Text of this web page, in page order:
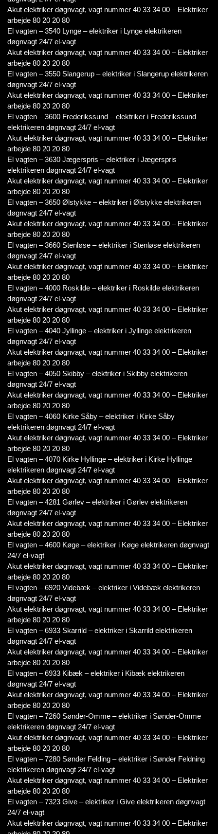
Akut elektriker døgnvagt, vagt nummer 40 33 34 00 – Elektriker
arbejde 80 20 20 80
El vagten – 3540 Lynge – elektriker i Lynge elektrikeren
døgnvagt 24/7 el-vagt
Akut elektriker døgnvagt, vagt nummer 40 33 34 00 – Elektriker
arbejde 80 20 20 80
El vagten – 3550 Slangerup – elektriker i Slangerup elektrikeren
døgnvagt 24/7 el-vagt
Akut elektriker døgnvagt, vagt nummer 40 33 34 00 – Elektriker
arbejde 80 20 20 80
El vagten – 3600 Frederikssund – elektriker i Frederikssund
elektrikeren døgnvagt 24/7 el-vagt
Akut elektriker døgnvagt, vagt nummer 40 33 34 00 – Elektriker
arbejde 80 20 20 80
El vagten – 3630 Jægerspris – elektriker i Jægerspris
elektrikeren døgnvagt 24/7 el-vagt
Akut elektriker døgnvagt, vagt nummer 40 33 34 00 – Elektriker
arbejde 80 20 20 80
El vagten – 3650 Ølstykke – elektriker i Ølstykke elektrikeren
døgnvagt 24/7 el-vagt
Akut elektriker døgnvagt, vagt nummer 40 33 34 00 – Elektriker
arbejde 80 20 20 80
El vagten – 3660 Stenløse – elektriker i Stenløse elektrikeren
døgnvagt 24/7 el-vagt
Akut elektriker døgnvagt, vagt nummer 40 33 34 00 – Elektriker
arbejde 80 20 20 80
El vagten – 4000 Roskilde – elektriker i Roskilde elektrikeren
døgnvagt 24/7 el-vagt
Akut elektriker døgnvagt, vagt nummer 40 33 34 00 – Elektriker
arbejde 80 20 20 80
El vagten – 4040 Jyllinge – elektriker i Jyllinge elektrikeren
døgnvagt 24/7 el-vagt
Akut elektriker døgnvagt, vagt nummer 40 33 34 00 – Elektriker
arbejde 80 20 20 80
El vagten – 4050 Skibby – elektriker i Skibby elektrikeren
døgnvagt 24/7 el-vagt
Akut elektriker døgnvagt, vagt nummer 40 33 34 00 – Elektriker
arbejde 80 20 20 80
El vagten – 4060 Kirke Såby – elektriker i Kirke Såby
elektrikeren døgnvagt 24/7 el-vagt
Akut elektriker døgnvagt, vagt nummer 40 33 34 00 – Elektriker
arbejde 80 20 20 80
El vagten – 4070 Kirke Hyllinge – elektriker i Kirke Hyllinge
elektrikeren døgnvagt 24/7 el-vagt
Akut elektriker døgnvagt, vagt nummer 40 33 34 00 – Elektriker
arbejde 80 20 20 80
El vagten – 4281 Gørlev – elektriker i Gørlev elektrikeren
døgnvagt 24/7 el-vagt
Akut elektriker døgnvagt, vagt nummer 40 33 34 00 – Elektriker
arbejde 80 20 20 80
El vagten – 4600 Køge – elektriker i Køge elektrikeren døgnvagt
24/7 el-vagt
Akut elektriker døgnvagt, vagt nummer 40 33 34 00 – Elektriker
arbejde 80 20 20 80
El vagten – 6920 Videbæk – elektriker i Videbæk elektrikeren
døgnvagt 24/7 el-vagt
Akut elektriker døgnvagt, vagt nummer 40 33 34 00 – Elektriker
arbejde 80 20 20 80
El vagten – 6933 Skarrild – elektriker i Skarrild elektrikeren
døgnvagt 24/7 el-vagt
Akut elektriker døgnvagt, vagt nummer 40 33 34 00 – Elektriker
arbejde 80 20 20 80
El vagten – 6933 Kibæk – elektriker i Kibæk elektrikeren
døgnvagt 24/7 el-vagt
Akut elektriker døgnvagt, vagt nummer 40 33 34 00 – Elektriker
arbejde 80 20 20 80
El vagten – 7260 Sønder-Omme – elektriker i Sønder-Omme
elektrikeren døgnvagt 24/7 el-vagt
Akut elektriker døgnvagt, vagt nummer 40 33 34 00 – Elektriker
arbejde 80 20 20 80
El vagten – 7280 Sønder Felding – elektriker i Sønder Feldning
elektrikeren døgnvagt 24/7 el-vagt
Akut elektriker døgnvagt, vagt nummer 40 33 34 00 – Elektriker
arbejde 80 20 20 80
El vagten – 7323 Give – elektriker i Give elektrikeren døgnvagt
24/7 el-vagt
Akut elektriker døgnvagt, vagt nummer 40 33 34 00 – Elektriker